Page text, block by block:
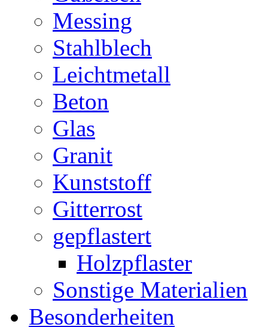
Messing
Stahlblech
Leichtmetall
Beton
Glas
Granit
Kunststoff
Gitterrost
gepflastert
Holzpflaster
Sonstige Materialien
Besonderheiten